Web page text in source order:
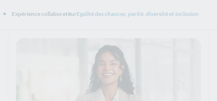
Expérience collaborateurEgalité des chances, parité, diversité et inclusion